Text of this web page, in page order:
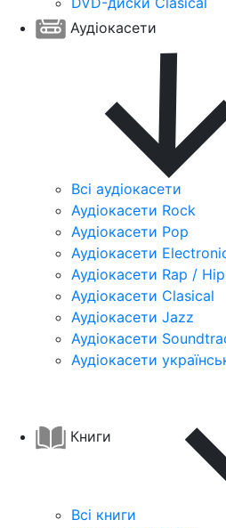
Аудіокасети
Всі аудіокасети
Аудіокасети Rock
Аудіокасети Pop
Аудіокасети
Аудіокасети Rap /
Аудіокасети Clasical
Аудіокасети Jazz
Аудіокасети
Аудіокасети
Книги
Всі книги